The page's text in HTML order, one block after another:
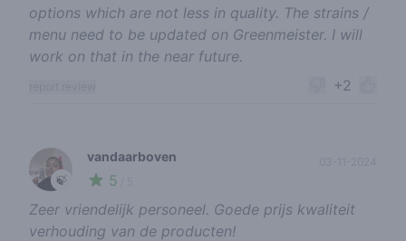
options which are not less in quality. The strains /
menu need to be updated on Greenmeister. I will
work on that in the near future.
+2
🍃
vandaarboven
5
03-11-2024
Zeer vriendelijk personeel. Goede prijs kwaliteit
verhouding van de producten!